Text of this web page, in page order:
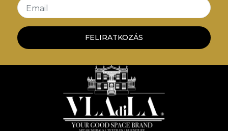
Email
FELIRATKOZÁS